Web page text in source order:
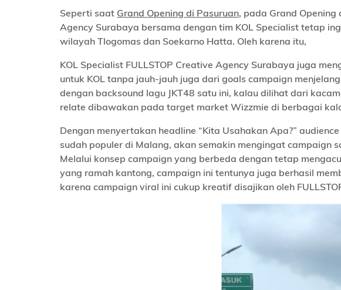
Seperti saat Grand Opening di Pasuruan, pada Grand Opening
Agency Surabaya bersama dengan tim KOL Specialist tetap
wilayah Tlogomas dan Soekarno Hatta. Oleh karena itu,
KOL Specialist FULLSTOP Creative Agency Surabaya juga
untuk KOL tanpa jauh-jauh juga dari goals campaign
dengan backsound lagu JKT48 satu ini, kalau dilihat dari
relate dibawakan pada target market Wizzmie di berbagai
Dengan menyertakan headline “Kita Usahakan Apa?”
sudah populer di Malang, akan semakin mengingat campaign
Melalui konsep campaign yang berbeda dengan tetap
yang ramah kantong, campaign ini tentunya juga berhasil
karena campaign viral ini cukup kreatif disajikan oleh